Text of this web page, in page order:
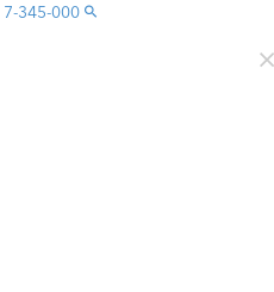
7-345-000